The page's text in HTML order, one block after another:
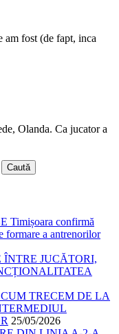
fost (de fapt, inca
Olanda. Ca jucator a
Timișoara confirmă
formare a antrenorilor
JUCĂTORI,
TRECEM DE LA
25/05/2026